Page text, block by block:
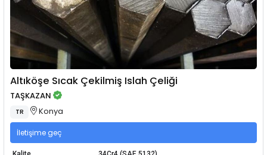
Altıköşe Sıcak Çekilmiş Islah Çeliği
TAŞKAZAN
TR Konya
İletişime geç